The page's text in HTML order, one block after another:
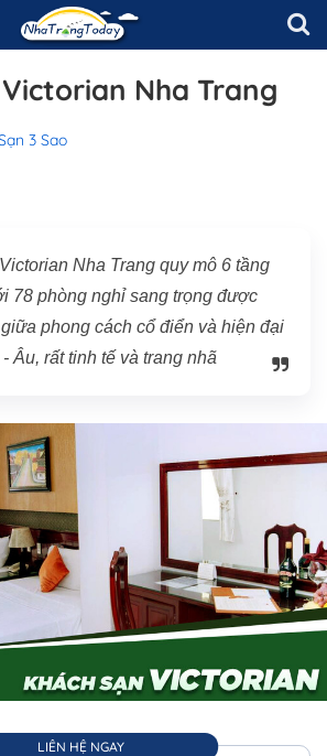
Nha Trang
3 Sao
Nha Trang quy mô 6 tầng
78 phòng nghỉ sang trọng được
phong cách cổ điển và hiện đại
Âu, rất tinh tế và trang nhã
LIÊN HỆ NGAY